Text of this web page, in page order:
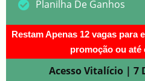
Planilha De Ganhos
Restam Apenas 12 vagas para
promoção ou até
Acesso Vitalício | 7